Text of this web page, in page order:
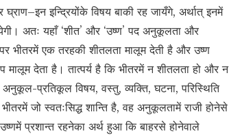
इन्द्रियोंके विषय बाकी रह जायँगे, अर्थात् इनमें
अतः यहाँ ‘शीत’ और ‘उष्ण’ पद अनुकूलता और
भीतरमें एक तरहकी शीतलता मालूम देती है और उष्ण
मालूम देता है। तात्पर्य है कि भीतरमें न शीतलता हो और न
अनुकूल-प्रतिकूल विषय, वस्तु, व्यक्ति, घटना, परिस्थिति
जो स्वतःसिद्ध शान्ति है, वह अनुकूलतामें राजी होनेसे
प्रशान्त रहनेका अर्थ हुआ कि बाहरसे होनेवाले